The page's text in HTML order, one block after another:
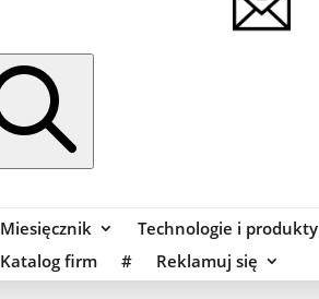
Miesięcznik Technologie i produkty
Katalog firm
# Reklamuj się